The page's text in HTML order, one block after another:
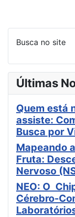
Busca no site
Últimas
Quem está
assiste:
Busca por
Mapeando
Fruta:
Nervoso
NEO: O
Cérebro-